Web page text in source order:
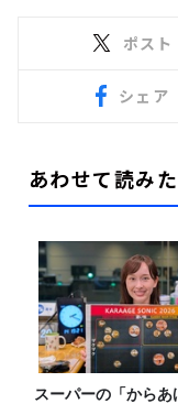
ポスト
シェア
あわせて読み
スーパーの「からあ